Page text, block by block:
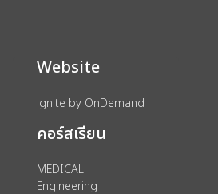
Website
ignite by OnDemand
คอร์สเรียน
MEDICAL
Engineering